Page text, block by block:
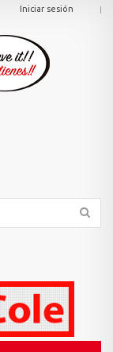
Iniciar sesión